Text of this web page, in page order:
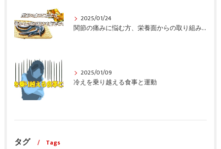
2025/01/24
関節の痛みに悩む方、栄養面からの取り組みも重要ですよ！
2025/01/09
冷えを乗り越える食事と運動
タグ Tags